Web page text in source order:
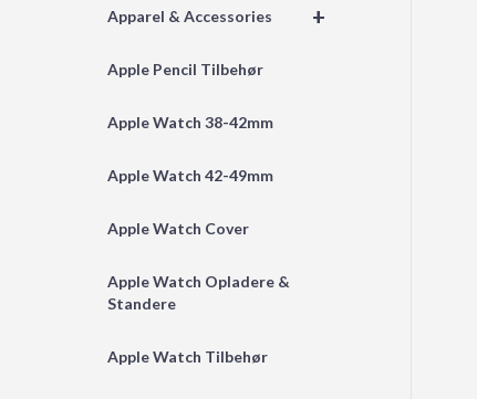
+
Apparel & Accessories
Apple Pencil Tilbehør
Apple Watch 38-42mm
Apple Watch 42-49mm
Apple Watch Cover
Apple Watch Opladere &
Standere
Apple Watch Tilbehør